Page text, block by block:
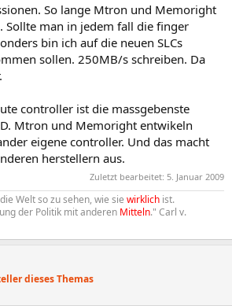
So lange Mtron und Memoright
Sollte man in jedem fall die finger
bin ich auf die neuen SLCs
sollen. 250MB/s schreiben. Da
controller ist die massgebenste
Mtron und Memoright entwikeln
eigene controller. Und das macht
herstellern aus.
Zuletzt bearbeitet: 5. Januar 2009
Welt so zu sehen, wie sie wirklich ist.
der Politik mit anderen Mitteln." Carl v.
dieses Themas